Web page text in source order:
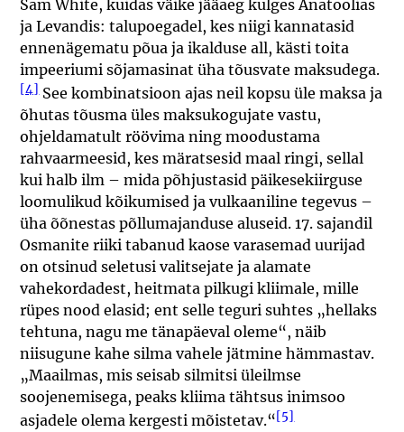
Sam White, kuidas väike jääaeg kulges Anatoolias
ja Levandis: talupoegadel, kes niigi kannatasid
ennenägematu põua ja ikalduse all, kästi toita
impeeriumi sõjamasinat üha tõusvate maksudega.
[4]See kombinatsioon ajas neil kopsu üle maksa ja
õhutas tõusma üles maksukogujate vastu,
ohjeldamatult röövima ning moodustama
rahvaarmeesid, kes märatsesid maal ringi, sellal
kui halb ilm – mida põhjustasid päikesekiirguse
loomulikud kõikumised ja vulkaaniline tegevus –
üha õõnestas põllumajanduse aluseid. 17. sajandil
Osmanite riiki tabanud kaose varasemad uurijad
on otsinud seletusi valitsejate ja alamate
vahekordadest, heitmata pilkugi kliimale, mille
rüpes nood elasid; ent selle teguri suhtes „hellaks
tehtuna, nagu me tänapäeval oleme“, näib
niisugune kahe silma vahele jätmine hämmastav.
„Maailmas, mis seisab silmitsi üleilmse
soojenemisega, peaks kliima tähtsus inimsoo
asjadele olema kergesti mõistetav.“[5]